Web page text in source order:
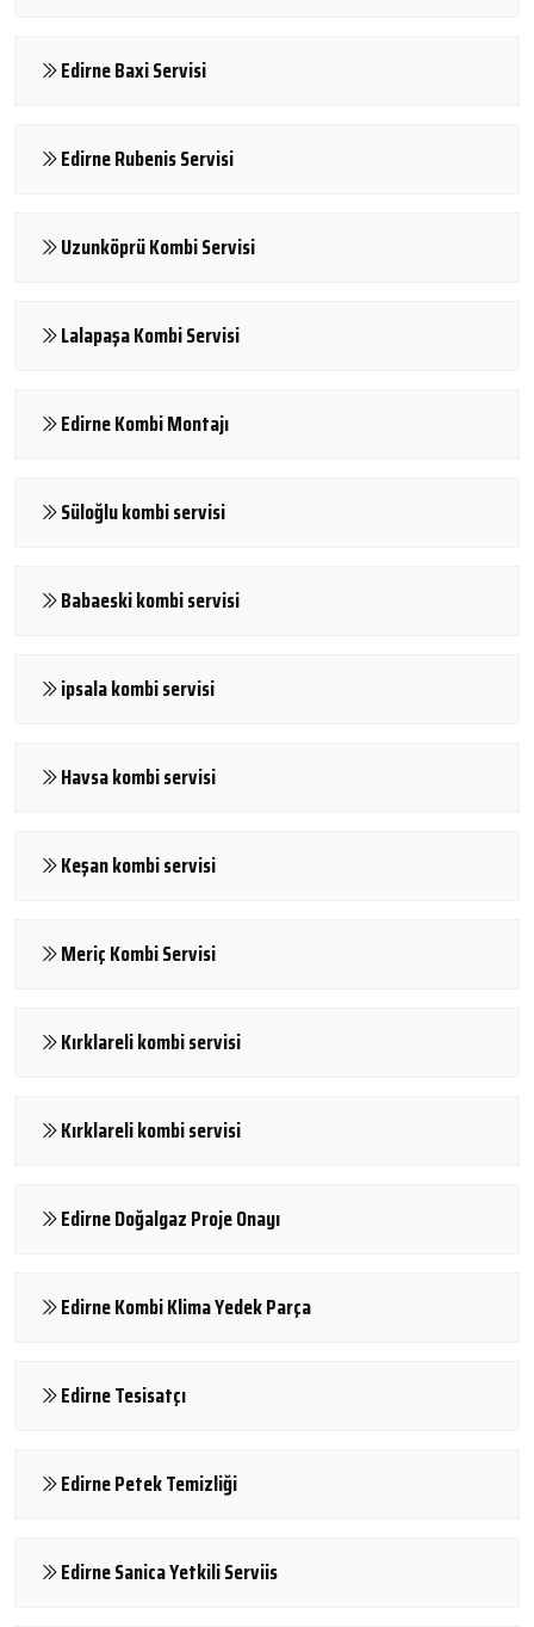
Edirne Baxi Servisi
Edirne Rubenis Servisi
Uzunköprü Kombi Servisi
Lalapaşa Kombi Servisi
Edirne Kombi Montajı
Süloğlu kombi servisi
Babaeski kombi servisi
ipsala kombi servisi
Havsa kombi servisi
Keşan kombi servisi
Meriç Kombi Servisi
Kırklareli kombi servisi
Kırklareli kombi servisi
Edirne Doğalgaz Proje Onayı
Edirne Kombi Klima Yedek Parça
Edirne Tesisatçı
Edirne Petek Temizliği
Edirne Sanica Yetkili Serviis